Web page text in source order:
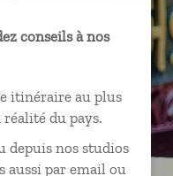
conseils à nos
itinéraire au plus
réalité du pays.
depuis nos studios
aussi par email ou